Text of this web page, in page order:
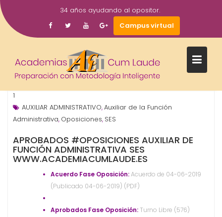
Saltar
al
contenido
34 años ayudando al opositor.
Campus virtual
Jun
2019
academiacumlaudeoposiciones
OPOSICIONES - ESPECIALIDADES ,
ORGANISMO -
ADMINISTRACIÓN
SES. Servicio Extremeño de Salud
1
AUXILIAR ADMINISTRATIVO,Auxiliar de la Función
Administrativa, Oposiciones, SES
APROBADOS #OPOSICIONES AUXILIAR DE
FUNCIÓN ADMINISTRATIVA SES
WWW.ACADEMIACUMLAUDE.ES
Acuerdo Fase Oposición:Acuerdo de 04-06-2019
(Publicado 04-06-2019) (PDF)
Aprobados Fase Oposición: Turno Libre (576)